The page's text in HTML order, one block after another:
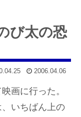
び太の恐
2006.04.06
画に行った。
いちばん上の